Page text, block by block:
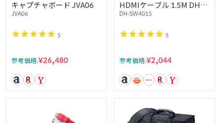
キャプチャボード JVA06
JVA06
5
参考価格:¥26,480
HDMIケーブル 1.5M DH-
SW4015
DH-SW4015
5
参考価格:¥2,044